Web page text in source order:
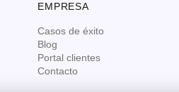
EMPRESA
Casos de éxito
Blog
Portal clientes
Contacto